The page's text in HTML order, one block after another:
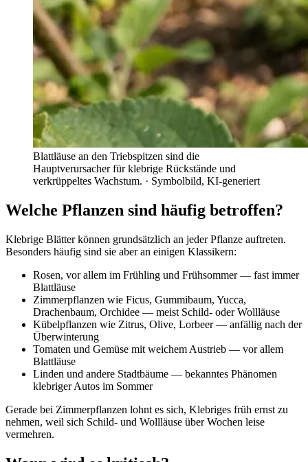
Blattläuse an den Triebspitzen sind die
Hauptverursacher für klebrige Rückstände und
verkrüppeltes Wachstum. · Symbolbild, KI-generiert
Welche Pflanzen sind häufig betroffen?
Klebrige Blätter können grundsätzlich an jeder Pflanze auftreten.
Besonders häufig sind sie aber an einigen Klassikern:
Rosen, vor allem im Frühling und Frühsommer — fast immer
Blattläuse
Zimmerpflanzen wie Ficus, Gummibaum, Yucca,
Drachenbaum, Orchidee — meist Schild- oder Wollläuse
Kübelpflanzen wie Zitrus, Olive, Lorbeer — anfällig nach der
Überwinterung
Tomaten und Gemüse mit weichem Austrieb — vor allem
Blattläuse
Linden und andere Stadtbäume — bekanntes Phänomen
klebriger Autos im Sommer
Gerade bei Zimmerpflanzen lohnt es sich, Klebriges früh ernst zu
nehmen, weil sich Schild- und Wollläuse über Wochen leise
vermehren.